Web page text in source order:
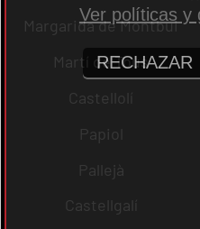
Margarida de Montbui
Martí de Tous
Castellolí
Papiol
Pallejà
Castellgalí
Ver políticas y
RECHAZAR